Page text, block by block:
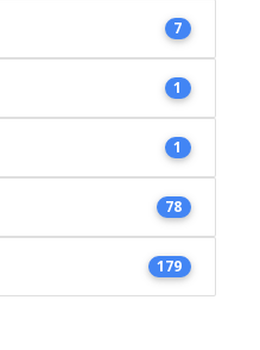
7
1
1
78
179